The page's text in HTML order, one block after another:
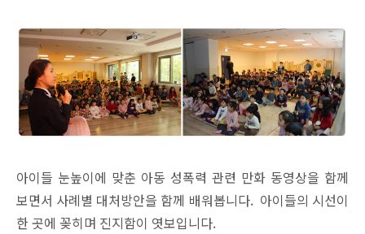
아이들 눈높이에 맞춘 아동 성폭력 관련 만화 동영상을 함께
보면서 사례별 대처방안을 함께 배워봅니다. 아이들의 시선이
한 곳에 꽂히며 진지함이 엿보입니다.